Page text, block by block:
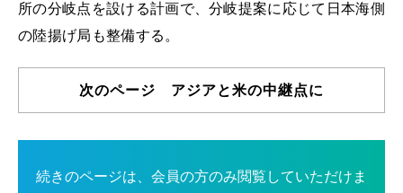
所の分岐点を設ける計画で、分岐提案に応じて日本海側
の陸揚げ局も整備する。
次のページ アジアと米の中継点に
続きのページは、会員の方のみ閲覧していただけま